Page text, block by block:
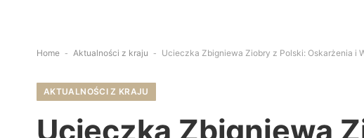
Home - Aktualności z kraju - Ucieczka Zbigniewa Ziobry z Polski: Oskarżenia i
AKTUALNOŚCI Z KRAJU
Ucieczka Zbigniewa